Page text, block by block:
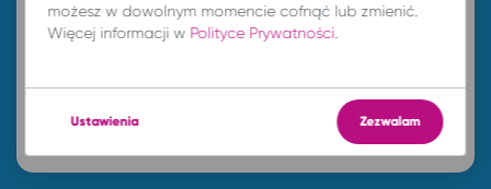
Znajdź przejazd
możesz w dowolnym momencie cofnąć lub zmienić.
Więcej informacji w Polityce Prywatności.
Ustawienia Zezwalam